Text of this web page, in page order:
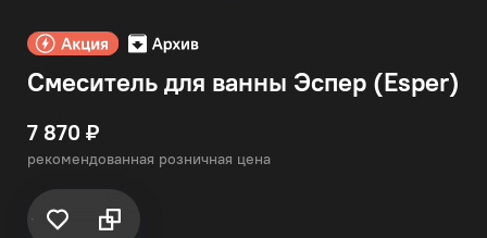
Смеситель для ванны Эспер (Esper)
7 870 ₽
рекомендованная розничная цена